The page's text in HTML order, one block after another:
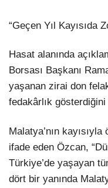
“Geçen Yıl Kayısıda
Hasat alanında
Borsası Başkanı
yaşanan zirai don
fedakârlık
Malatya’nın
ifade eden Özcan,
Türkiye’de yaşayan
dört bir yanında